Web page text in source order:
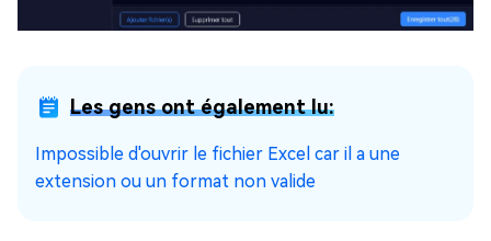
Les gens ont également lu:
Impossible d'ouvrir le fichier Excel car il a une
extension ou un format non valide